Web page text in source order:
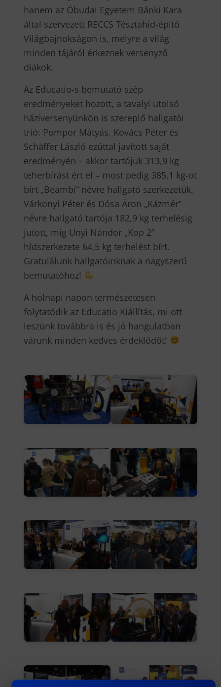
hanem az Óbudai Egyetem Bánki Kara
által szervezett RECCS Tésztahíd-építő
Világbajnokságon is, melyre a világ
minden tájáról érkeznek versenyző
diákok.
Az Educatio-s bemutató szép
eredményeket hozott, a tavalyi utolsó
háziversenyünkön is szereplő hallgatói
trió: Pompor Mátyás, Kovács Péter és
Schäffer László ezúttal javított saját
eredményén – akkor tartójuk 313,9 kg
teherbírást ért el – most pedig 385,1 kg-ot
bírt „Beambi” névre hallgató szerkezetük.
Várkonyi Péter és Dósa Áron „Kázmér”
névre hallgató tartója 182,9 kg terhelésig
jutott, míg Unyi Nándor „Kop 2”
hídszerkezete 64,5 kg terhelést bírt.
Gratulálunk hallgatóinknak a nagyszerű
bemutatóhoz!
A holnapi napon természetesen
folytatódik az Educatio Kiállítás, mi ott
leszünk továbbra is és jó hangulatban
várunk minden kedves érdeklődőt!